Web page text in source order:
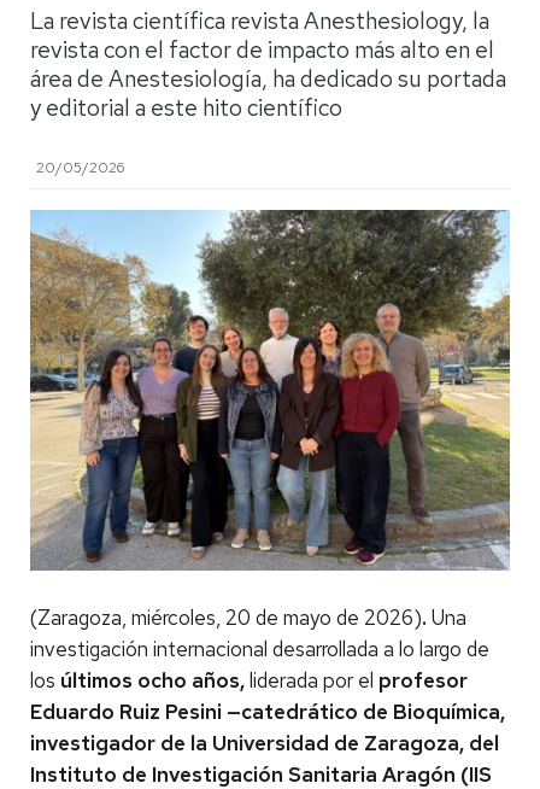
La revista científica revista Anesthesiology, la
revista con el factor de impacto más alto en el
área de Anestesiología, ha dedicado su portada
y editorial a este hito científico
20/05/2026
(Zaragoza, miércoles, 20 de mayo de 2026). Una
investigación internacional desarrollada a lo largo de
los últimos ocho años,liderada por el profesor
Eduardo Ruiz Pesini —catedrático de Bioquímica,
investigador de la Universidad de Zaragoza, del
Instituto de Investigación Sanitaria Aragón (IIS